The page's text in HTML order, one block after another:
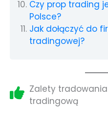
Czy prop trading
Polsce?
Jak dołączyć do
tradingowej?
Zalety
tradingową